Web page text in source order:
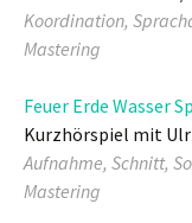
Koordination,
Mastering
Feuer Erde Wasser
Kurzhörspiel mit
Aufnahme, Schnitt,
Mastering